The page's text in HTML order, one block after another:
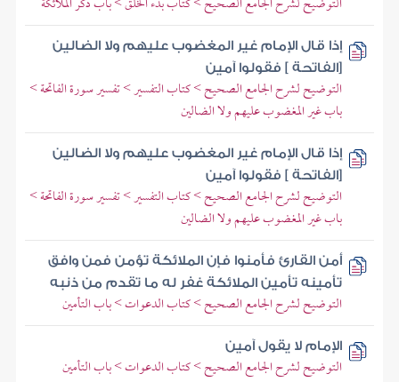
إذا قال الإمام غير المغضوب عليهم ولا الضالين
[الفاتحة ] فقولوا آمين
التوضيح لشرح الجامع الصحيح > كتاب التفسير > تفسير سورة الفاتحة >
باب غير المغضوب عليهم ولا الضالين
إذا قال الإمام غير المغضوب عليهم ولا الضالين
[الفاتحة ] فقولوا آمين
التوضيح لشرح الجامع الصحيح > كتاب التفسير > تفسير سورة الفاتحة >
باب غير المغضوب عليهم ولا الضالين
أمن القارئ فأمنوا فإن الملائكة تؤمن فمن وافق
تأمينه تأمين الملائكة غفر له ما تقدم من ذنبه
التوضيح لشرح الجامع الصحيح > كتاب الدعوات > باب التأمين
الإمام لا يقول آمين
التوضيح لشرح الجامع الصحيح > كتاب الدعوات > باب التأمين